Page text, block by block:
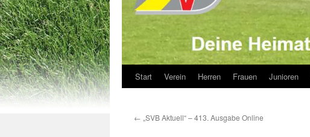
Start Verein Herren Frauen Junioren
← „SVB Aktuell“ – 413. Ausgabe Online